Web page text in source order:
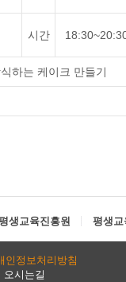
시간
하는 케이크 만들기
생교육진흥원 평생교
인정보처리방침
오시는길